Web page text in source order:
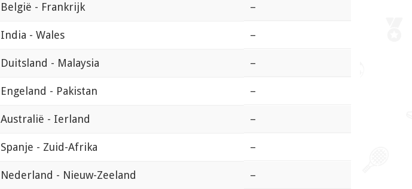
België - Frankrijk –
India - Wales –
Duitsland - Malaysia –
Engeland - Pakistan –
Australië - Ierland –
Spanje - Zuid-Afrika –
Nederland - Nieuw-Zeeland –